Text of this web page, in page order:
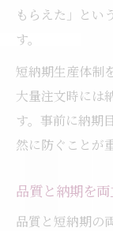
もらえた」とい
す。
短納期生産体制
大量注文時には
す。事前に納期
然に防ぐことが
品質と納期を
品質と短納期の